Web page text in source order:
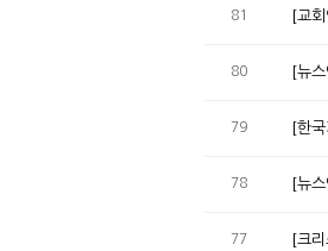
81 [교
80 [뉴
79 [한
78 [뉴
77 [크